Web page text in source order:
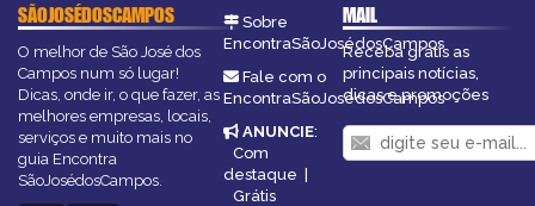
SÃOJOSÉDOSCAMPOS
O melhor de São José dos
Campos num só lugar!
Dicas, onde ir, o que fazer, as
melhores empresas, locais,
serviços e muito mais no
guia Encontra
SãoJosédosCampos.
Sobre
EncontraSãoJosédosCampos
Fale com o
EncontraSãoJosédosCampos
ANUNCIE:
Com
destaque |
Grátis
MAIL
Receba grátis as
principais notícias,
dicas e promoções